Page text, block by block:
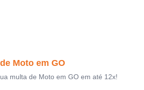
Moto em GO
multa de Moto em GO em até 12x!